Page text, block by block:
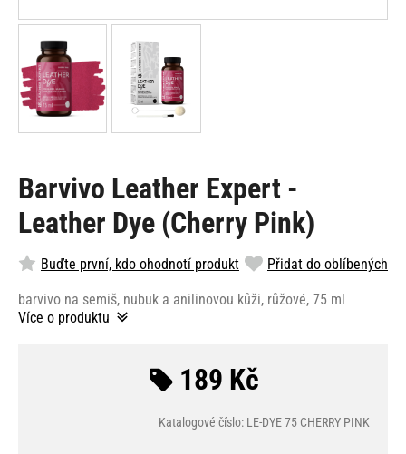
Barvivo Leather Expert -
Leather Dye (Cherry Pink)
Buďte první, kdo ohodnotí produkt Přidat do oblíbených
barvivo na semiš, nubuk a anilinovou kůži, růžové, 75 ml
Více o produktu
189 Kč
Katalogové číslo: LE-DYE 75 CHERRY PINK